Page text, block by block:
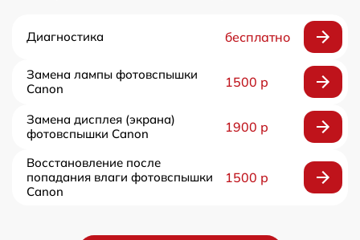
Диагностика бесплатно
Замена лампы фотовспышки
Canon
1500 р
Замена дисплея (экрана)
фотовспышки Canon
1900 р
Восстановление после
попадания влаги фотовспышки
Canon
1500 р